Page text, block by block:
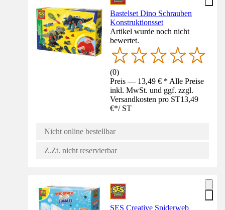
Bastelset Dino Schrauben
Konstruktionsset
Artikel wurde noch nicht
bewertet.
(0)
Preis — 13,49 € * Alle Preise
inkl. MwSt. und ggf. zzgl.
Versandkosten pro ST13,49
€*/ ST
Nicht online bestellbar
Z.Zt. nicht reservierbar
SES Creative Spiderweb